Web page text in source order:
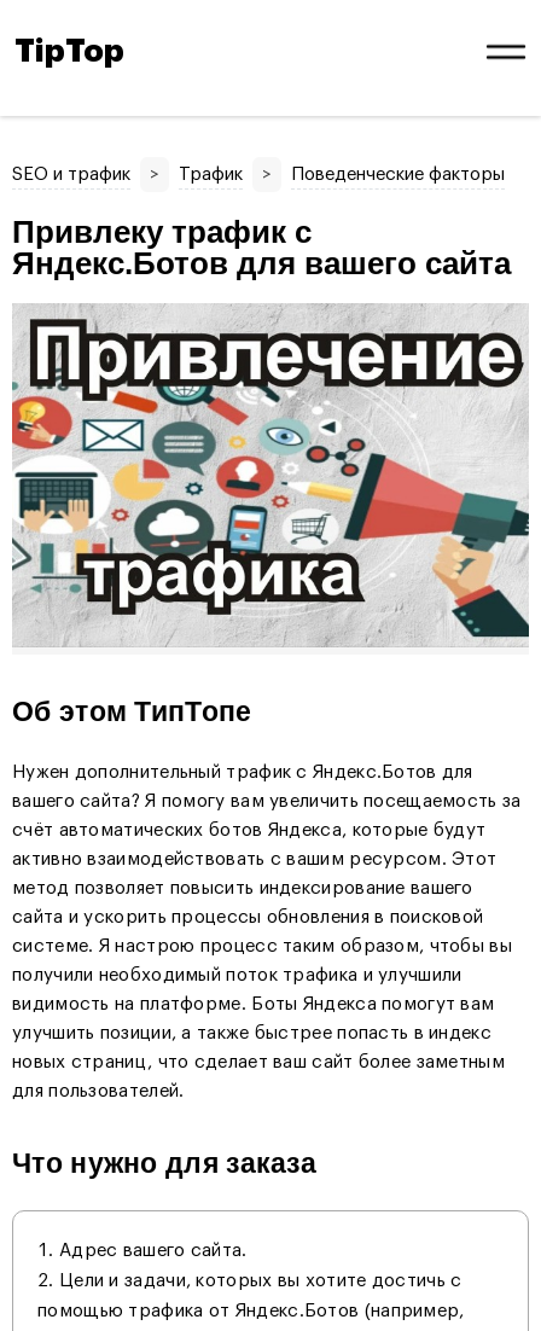
TipTop
SEO и трафик > Трафик > Поведенческие факторы
Привлеку трафик с
Яндекс.Ботов для вашего сайта
Об этом ТипТопе
Нужен дополнительный трафик с Яндекс.Ботов для
вашего сайта? Я помогу вам увеличить посещаемость за
счёт автоматических ботов Яндекса, которые будут
активно взаимодействовать с вашим ресурсом. Этот
метод позволяет повысить индексирование вашего
сайта и ускорить процессы обновления в поисковой
системе. Я настрою процесс таким образом, чтобы вы
получили необходимый поток трафика и улучшили
видимость на платформе. Боты Яндекса помогут вам
улучшить позиции, а также быстрее попасть в индекс
новых страниц, что сделает ваш сайт более заметным
для пользователей.
Что нужно для заказа
Адрес вашего сайта.
Цели и задачи, которых вы хотите достичь с
помощью трафика от Яндекс.Ботов (например,